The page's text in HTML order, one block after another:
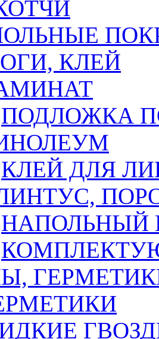
КЛЕЙ
ПОДЛОЖКА
КЛЕЙ ДЛЯ
НАПОЛЬНЫЙ